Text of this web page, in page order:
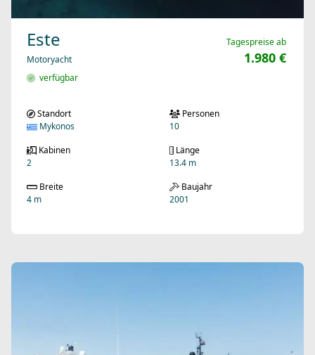
Este
Motoryacht
verfügbar
Tagespreise ab
1.980 €
Standort
Mykonos
Personen
10
Kabinen
2
Länge
13.4 m
Breite
4 m
Baujahr
2001